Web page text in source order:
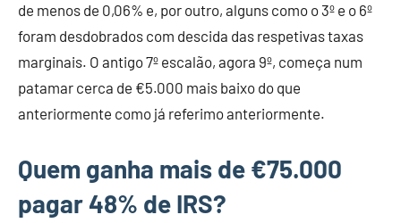
de menos de 0,06% e, por outro, alguns como o 3º e o 6º
foram desdobrados com descida das respetivas taxas
marginais. O antigo 7º escalão, agora 9º, começa num
patamar cerca de €5.000 mais baixo do que
anteriormente como já referimo anteriormente.
Quem ganha mais de €75.000
pagar 48% de IRS?